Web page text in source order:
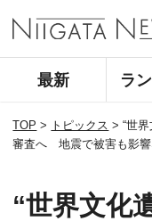
最新 ラ
TOP > トピックス >“世
審査へ 地震で被害も影響
“世界文化